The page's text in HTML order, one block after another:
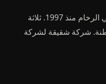
جزء من عمليات عائلة العجمي في الرخام منذ 1997. ثلاثة
شركة شقيقة لشركة